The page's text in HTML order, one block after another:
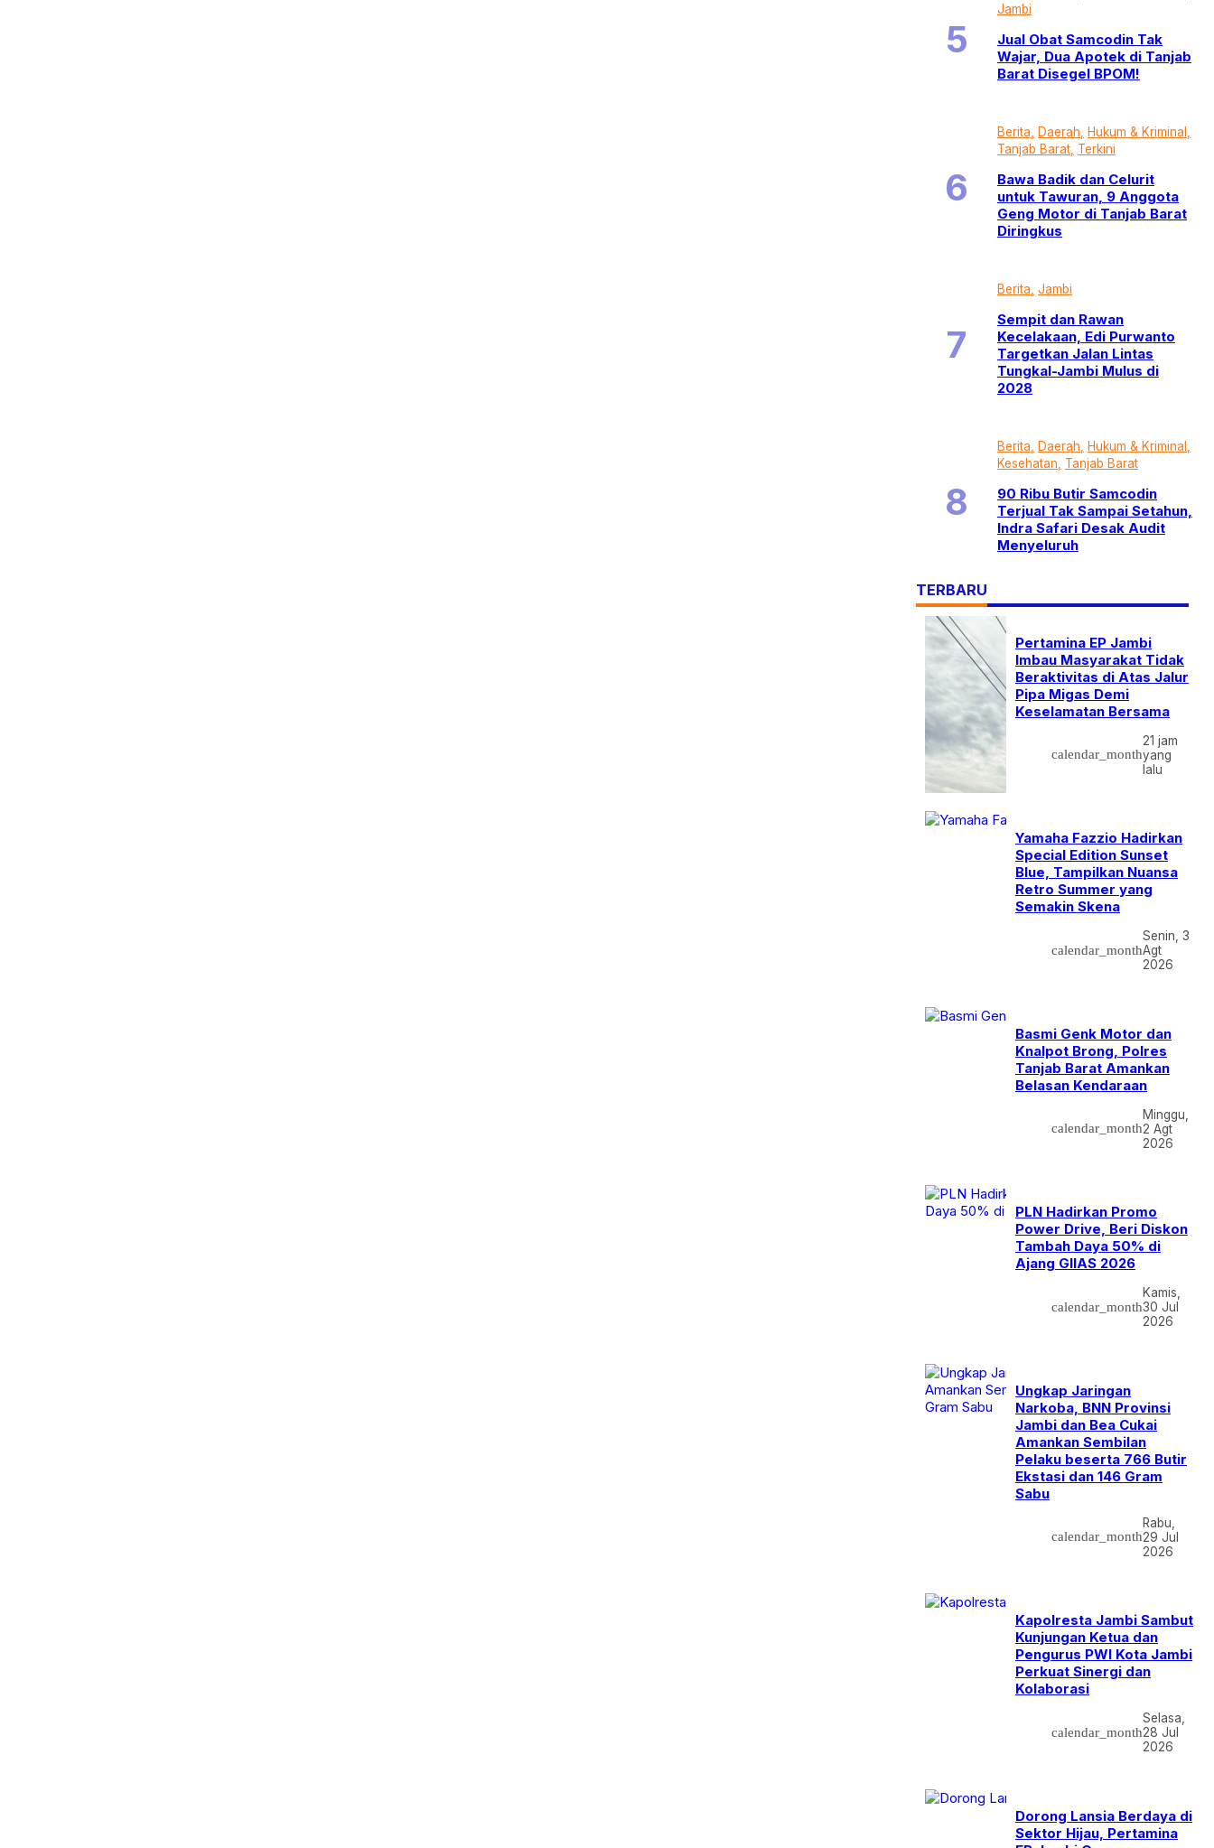
Jambi
Jual Obat Samcodin Tak
Wajar, Dua Apotek di Tanjab
Barat Disegel BPOM!
Berita Daerah Hukum & Kriminal
Tanjab Barat Terkini
Bawa Badik dan Celurit
untuk Tawuran, 9 Anggota
Geng Motor di Tanjab Barat
Diringkus
Berita Jambi
Sempit dan Rawan
Kecelakaan, Edi Purwanto
Targetkan Jalan Lintas
Tungkal-Jambi Mulus di
2028
Berita Daerah Hukum & Kriminal
Kesehatan
Tanjab Barat
90 Ribu Butir Samcodin
Terjual Tak Sampai Setahun,
Indra Safari Desak Audit
Menyeluruh
TERBARU
Pertamina EP Jambi
Imbau Masyarakat Tidak
Beraktivitas di Atas Jalur
Pipa Migas Demi
Keselamatan Bersama
calendar_month
21 jam
yang
lalu
Yamaha Fazzio Hadirkan
Special Edition Sunset
Blue, Tampilkan Nuansa
Retro Summer yang
Semakin Skena
calendar_month
Senin, 3
Agt
2026
Basmi Genk Motor dan
Knalpot Brong, Polres
Tanjab Barat Amankan
Belasan Kendaraan
calendar_month
Minggu,
2 Agt
2026
PLN Hadirkan Promo
Power Drive, Beri Diskon
Tambah Daya 50% di
Ajang GIIAS 2026
calendar_month
Kamis,
30 Jul
2026
Ungkap Jaringan
Narkoba, BNN Provinsi
Jambi dan Bea Cukai
Amankan Sembilan
Pelaku beserta 766 Butir
Ekstasi dan 146 Gram
Sabu
calendar_month
Rabu,
29 Jul
2026
Kapolresta Jambi Sambut
Kunjungan Ketua dan
Pengurus PWI Kota Jambi
Perkuat Sinergi dan
Kolaborasi
calendar_month
Selasa,
28 Jul
2026
Dorong Lansia Berdaya di
Sektor Hijau, Pertamina